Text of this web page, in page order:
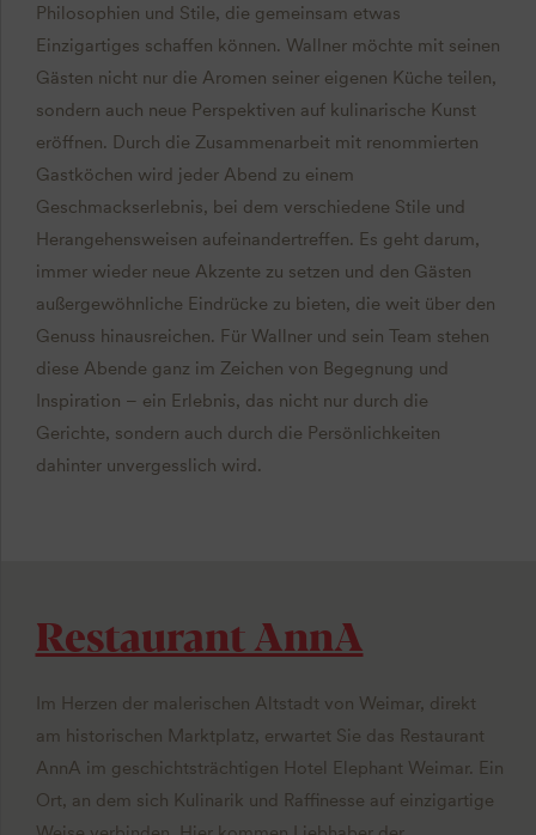
Philosophien und Stile, die gemeinsam etwas
Einzigartiges schaffen können. Wallner möchte mit seinen
Gästen nicht nur die Aromen seiner eigenen Küche teilen,
sondern auch neue Perspektiven auf kulinarische Kunst
eröffnen. Durch die Zusammenarbeit mit renommierten
Gastköchen wird jeder Abend zu einem
Geschmackserlebnis, bei dem verschiedene Stile und
Herangehensweisen aufeinandertreffen. Es geht darum,
immer wieder neue Akzente zu setzen und den Gästen
außergewöhnliche Eindrücke zu bieten, die weit über den
Genuss hinausreichen. Für Wallner und sein Team stehen
diese Abende ganz im Zeichen von Begegnung und
Inspiration – ein Erlebnis, das nicht nur durch die
Gerichte, sondern auch durch die Persönlichkeiten
dahinter unvergesslich wird.
Restaurant AnnA
Im Herzen der malerischen Altstadt von Weimar, direkt
am historischen Marktplatz, erwartet Sie das Restaurant
AnnA im geschichtsträchtigen Hotel Elephant Weimar. Ein
Ort, an dem sich Kulinarik und Raffinesse auf einzigartige